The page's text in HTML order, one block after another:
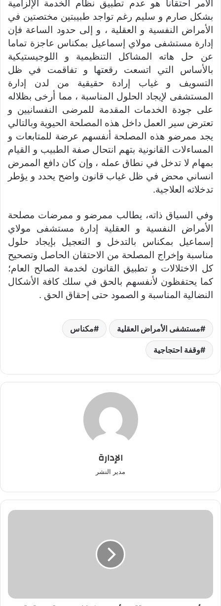
الأمر احتقانا هو عدم تطبيق نظام الخدمة الإلزامية
بشكل صارم و سليم رغم تواجد طبيبتين مختصتين في
الأمراض النفسية و العقلية ، و إلى حدود الساعة فإن
إدارة مستشفى مولاي إسماعيل بمكناس عاجزة تماما
عن حل هاته المشاكل التنظيمية و اللوجيستيكية
بالأساس التي اتسعت رقعتها و تفاقمت في ظل
التسويف و غياب إرادة حقيقية من لدن إدارة
المستشفى لإيجاد الحلول المناسبة ، مما أرخى بظلاله
على جودة الخدمات المقدمة للمرضى النفسانيين و
تعترض سير العمل داخل هذه المصلحة الحيوية وبالتالي
يجد ممرضو هذه المصلحة أنفسهم عرضة للمتابعات و
المساءلات القانونية بتهم انتحال صفة الطبيب و القيام
بمهام لا تدخل في نطاق عمله ، وإن كان دافع الممرض
انساني محض في ظل غياب قانون واضح يحدد و يؤطر
تدخلاته العلاجية.
وفي السياق ذاته، يطالب ممرضو و ممرضات مصلحة
الأمراض النفسية و العقلية إدارة مستشفى مولاي
إسماعيل بمكناس بالتدخل و التعجيل بإيجاد حلول
مناسبة وإخراج المصلحة من الاحتقان الحاصل وتصحيح
كل الاختلالات و تطبيق القانون لخدمة الصالح العام؛
كما يحتفظون لأنفسهم بالحق في سلك كافة الأشكال
النضالية المناسبة و الصمود حتى إحقاق الحق .
مستشفى الأمراض العقلية مكناس
وقفة احتجاجية
الإدارة
مدير النشر
الرئيس
بالقاهرة